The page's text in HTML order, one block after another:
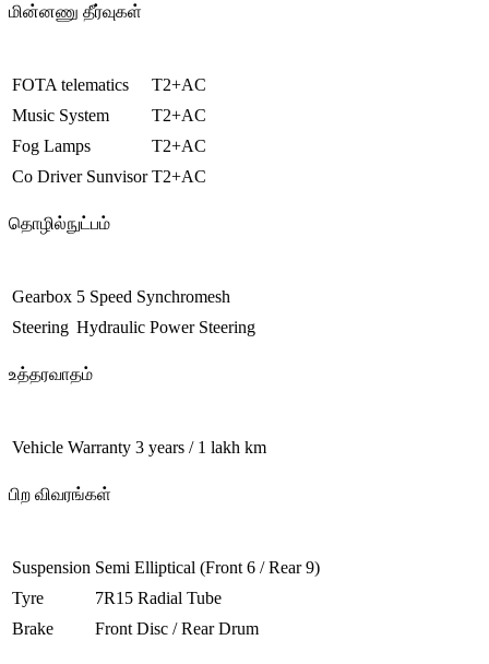
மின்னணு தீர்வுகள்
FOTA telematics
T2+AC
Music System
T2+AC
Fog Lamps
T2+AC
Co Driver Sunvisor T2+AC
தொழில்நுட்பம்
Gearbox 5 Speed Synchromesh
Steering Hydraulic Power Steering
உத்தரவாதம்
Vehicle Warranty 3 years / 1 lakh km
பிற விவரங்கள்
Suspension Semi Elliptical (Front 6 / Rear 9)
Tyre
7R15 Radial Tube
Brake
Front Disc / Rear Drum